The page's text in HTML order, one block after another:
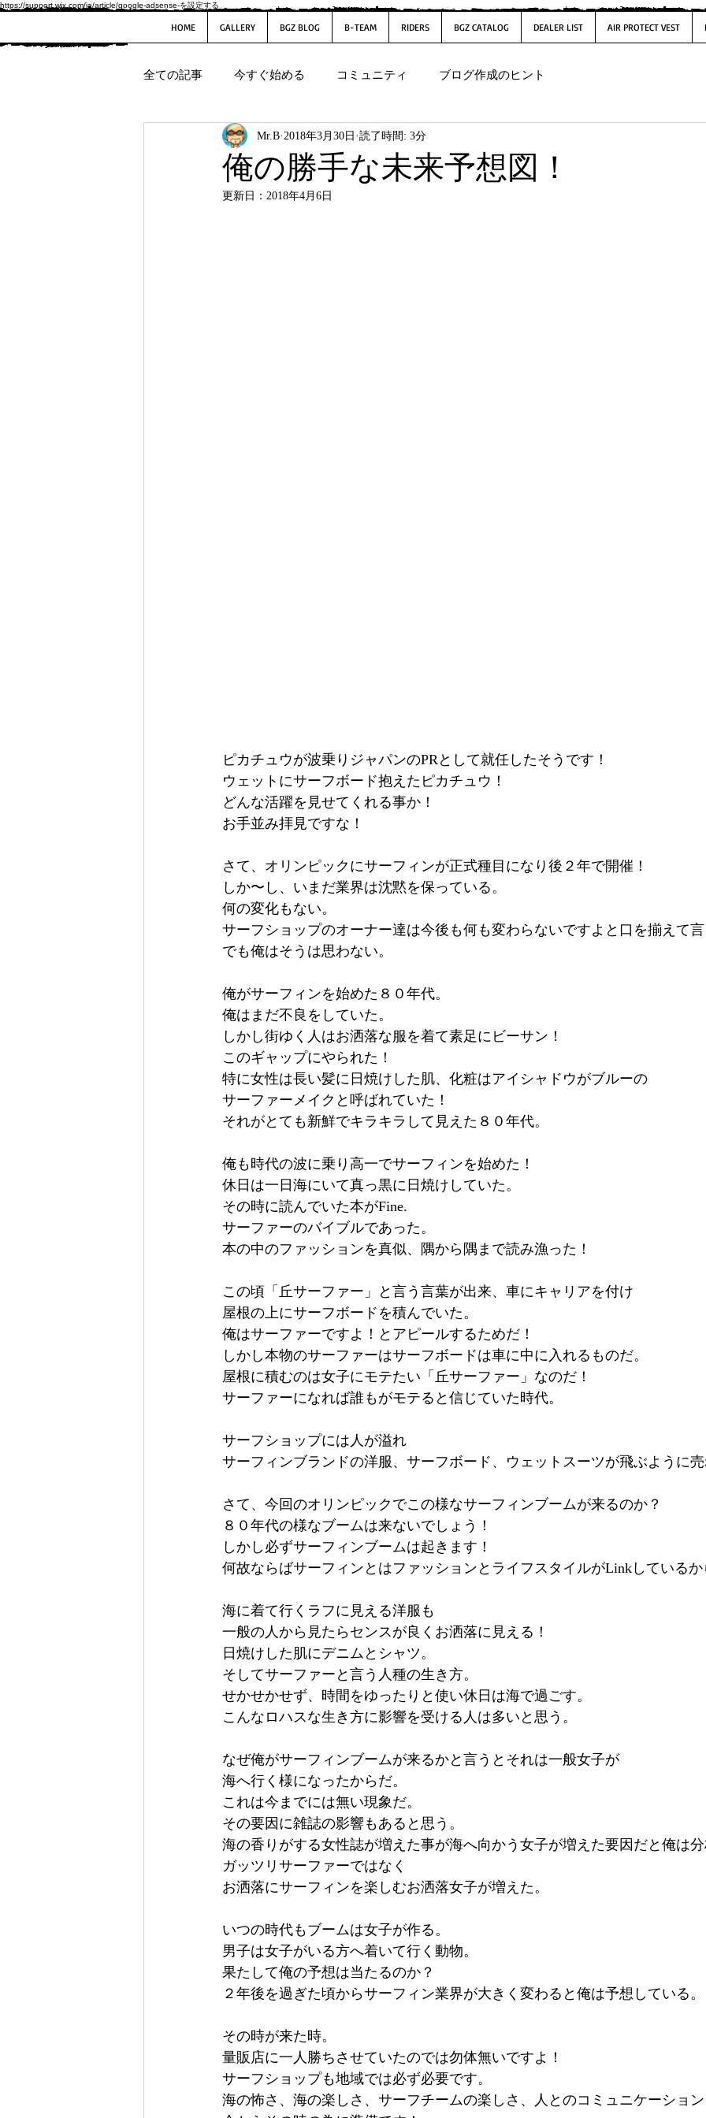
https://support.wix.com/ja/article/google-adsense-を設定する
HOME GALLERY BGZ BLOG B-TEAM RIDERS BGZ CATALOG DEALER LIST AIR PROTECT VEST
全ての記事 今すぐ始める コミュニティ ブログ作成のヒント
俺の勝手な未来予想図！
Mr.B 2018年3月30日 読了時間: 3分
更新日： 2018年4月6日
ピカチュウが波乗りジャパンのPRとして就任したそうです！
ウェットにサーフボード抱えたピカチュウ！
どんな活躍を見せてくれる事か！
お手並み拝見ですな！
さて、オリンピックにサーフィンが正式種目になり後２年で開催！
しか〜し、いまだ業界は沈黙を保っている。
何の変化もない。
サーフショップのオーナー達は今後も何も変わらないですよと口を揃えて
でも俺はそうは思わない。
俺がサーフィンを始めた８０年代。
俺はまだ不良をしていた。
しかし街ゆく人はお洒落な服を着て素足にビーサン！
このギャップにやられた！
特に女性は長い髪に日焼けした肌、化粧はアイシャドウがブルーの
サーファーメイクと呼ばれていた！
それがとても新鮮でキラキラして見えた８０年代。
俺も時代の波に乗り高一でサーフィンを始めた！
休日は一日海にいて真っ黒に日焼けしていた。
その時に読んでいた本がFine.
サーファーのバイブルであった。
本の中のファッションを真似、隅から隅まで読み漁った！
この頃「丘サーファー」と言う言葉が出来、車にキャリアを付け
屋根の上にサーフボードを積んでいた。
俺はサーファーですよ！とアピールするためだ！
しかし本物のサーファーはサーフボードは車に中に入れるものだ。
屋根に積むのは女子にモテたい「丘サーファー」なのだ！
サーファーになれば誰もがモテると信じていた時代。
サーフショップには人が溢れ
サーフィンブランドの洋服、サーフボード、ウェットスーツが飛ぶように
さて、今回のオリンピックでこの様なサーフィンブームが来るのか？
８０年代の様なブームは来ないでしょう！
しかし必ずサーフィンブームは起きます！
何故ならばサーフィンとはファッションとライフスタイルがLinkしている
海に着て行くラフに見える洋服も
一般の人から見たらセンスが良くお洒落に見える！
日焼けした肌にデニムとシャツ。
そしてサーファーと言う人種の生き方。
せかせかせず、時間をゆったりと使い休日は海で過ごす。
こんなロハスな生き方に影響を受ける人は多いと思う。
なぜ俺がサーフィンブームが来るかと言うとそれは一般女子が
海へ行く様になったからだ。
これは今までには無い現象だ。
その要因に雑誌の影響もあると思う。
海の香りがする女性誌が増えた事が海へ向かう女子が増えた要因だと俺は
ガッツリサーファーではなく
お洒落にサーフィンを楽しむお洒落女子が増えた。
いつの時代もブームは女子が作る。
男子は女子がいる方へ着いて行く動物。
果たして俺の予想は当たるのか？
２年後を過ぎた頃からサーフィン業界が大きく変わると俺は予想している。
その時が来た時。
量販店に一人勝ちさせていたのでは勿体無いですよ！
サーフショップも地域では必ず必要です。
海の怖さ、海の楽しさ、サーフチームの楽しさ、人とのコミュニケーショ